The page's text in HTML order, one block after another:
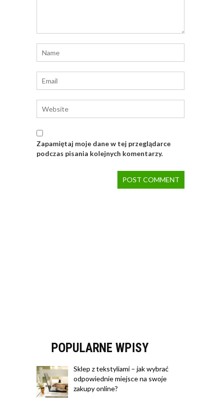
Zapamiętaj moje dane w tej przeglądarce
podczas pisania kolejnych komentarzy.
POPULARNE WPISY
Sklep z tekstyliami – jak wybrać
odpowiednie miejsce na swoje
zakupy online?